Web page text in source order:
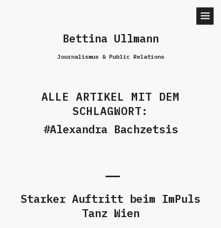
Bettina Ullmann
Journalismus & Public Relations
ALLE ARTIKEL MIT DEM
SCHLAGWORT:
Alexandra Bachzetsis
Starker Auftritt beim ImPuls
Tanz Wien